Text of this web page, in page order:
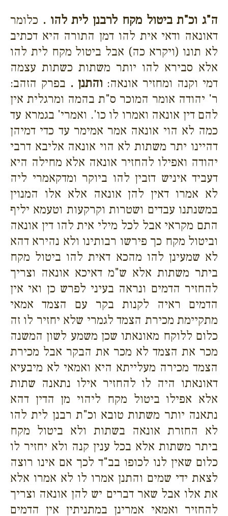
ה"ג וכ"ת ביטול מקח לרבנן לית להו . כלומר
דאונאה ודאי אית להו דמן התורה היא דכתיב
לא תונו (ויקרא כה) אבל ביטול מקח לית להו
אלא סבירא להו יותר משתות כשתות עצמה
דמי וקנה ומחזיר אונאה: והתנן . בפרק הזהב:
ר' יהודה אומר המוכר ס"ת בהמה ומרגלית אין
להם דין אונאה ואמרו לו כו'. ואמרי' בגמרא עד
כמה לא הוי אונאה אמר אמימר עד כדי דמיהן
דהיינו יתר משתות לא הוי אונאה אליבא דרבי
יהודה ואפילו להחזיר אונאה אלא מחילה היא
דעביד איניש דזבין להו ביוקר ומדקאמרי ליה
לא אמרו דאין להן אונאה אלא אלו המנוין
במשנתנו עבדים ושטרות וקרקעות וטעמא יליף
התם מקראי אבל לכל מילי אית להו דין אונאה
וביטול מקח כך פירשו רבותינו ולא נהירא דהא
לא שמעינן להו מהכא דאית להו ביטול מקח
ביתר משתות אלא ש"מ דאיכא אונאה וצריך
להחזיר הדמים ונראה בעיני לפרש כן ואי אין
הדמים ראיה לקנות בקר עם הצמד אמאי
מתקיימת מכירת הצמד לגמרי שלא יחזיר לו זה
כלום ללוקח מאונאתו שכן משמע לשון המשנה
מכר את הצמד לא מכר את הבקר אבל מכירת
הצמד מכירה מעלייתא היא ואמאי לא מיבעיא
דאונאתו היה לו להחזיר אילו נתאנה שתות
אלא אפילו ביטול מקח ליהוי מן הדין דהא
נתאנה יותר משתות טובא וכ"ת רבנן לית להו
לא החזרת אונאה בשתות ולא ביטול מקח
ביתר משתות אלא בכל ענין קנה ולא יחזיר לו
כלום שאין לנו לכופו בב"ד לכך אם אינו רוצה
לצאת ידי שמים והתנן אמרו לו לא אמרו אלא
את אלו אבל שאר דברים יש להן אונאה וצריך
להחזיר ואמאי אמרינן במתניתין אין הדמים